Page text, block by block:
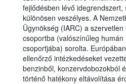
fejlődésben lévő
különösen veszélyes. A
Ügynökség (IARC) a
csoportba (valószínűleg
csoportjába) sorolta.
ellenőrző intézkedéseket
benzinből, konzervdobozokból
történő hatékony eltávolítása